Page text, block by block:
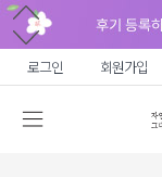
로그인 회원가입